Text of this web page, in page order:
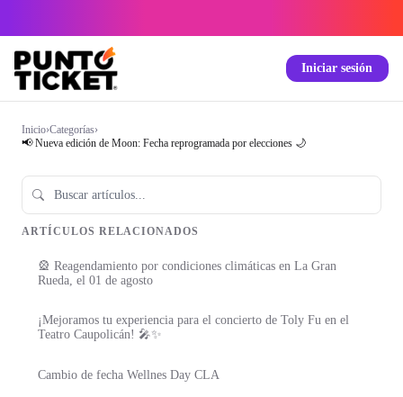
Iniciar sesión
Inicio›Categorías›
📢 Nueva edición de Moon: Fecha reprogramada por elecciones 🌙
ARTÍCULOS RELACIONADOS
🎡 Reagendamiento por condiciones climáticas en La Gran
Rueda, el 01 de agosto
¡Mejoramos tu experiencia para el concierto de Toly Fu en el
Teatro Caupolicán! 🎤✨
Cambio de fecha Wellnes Day CLA